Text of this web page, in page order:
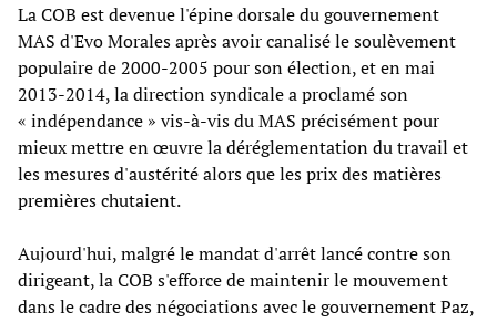
La COB est devenue l'épine dorsale du gouvernement
MAS d'Evo Morales après avoir canalisé le soulèvement
populaire de 2000-2005 pour son élection, et en mai
2013-2014, la direction syndicale a proclamé son
« indépendance » vis-à-vis du MAS précisément pour
mieux mettre en œuvre la déréglementation du travail et
les mesures d'austérité alors que les prix des matières
premières chutaient.
Aujourd'hui, malgré le mandat d'arrêt lancé contre son
dirigeant, la COB s'efforce de maintenir le mouvement
dans le cadre des négociations avec le gouvernement Paz,